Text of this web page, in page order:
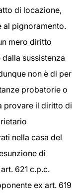
di locazione,
al pignoramento.
mero diritto
sussistenza
non è di per
probatorie o
provare il diritto di
nella casa del
di
621 c.p.c.
ex art. 619